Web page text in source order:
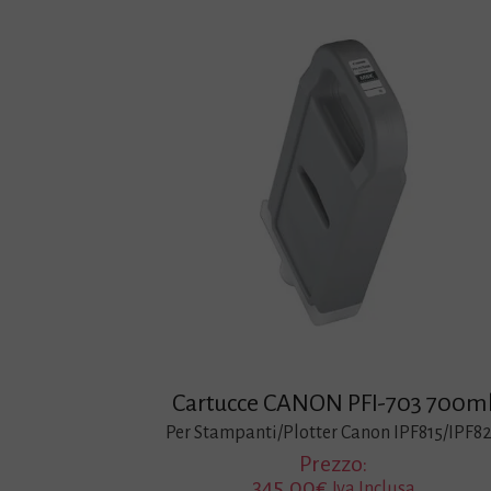
Cartucce CANON PFI-703
Per Stampanti/Plotter Canon IPF815/
Prezzo: